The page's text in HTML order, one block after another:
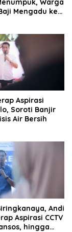
Warga
Mengadu ke
Aspirasi
Soroti Banjir
Air Bersih
Andi
Aspirasi CCTV
hingga